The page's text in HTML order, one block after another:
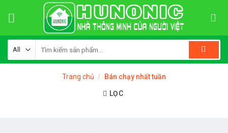
kiếm:
Trang chủ / Bán chạy nhất tuần
LỌC